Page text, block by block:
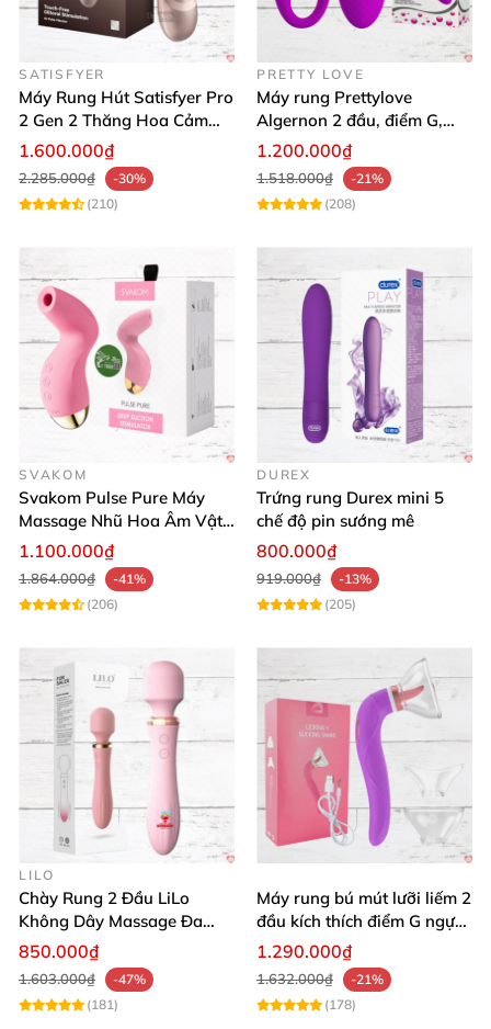
hỗ trợ tận tình! 🔥
SATISFYER
Máy Rung Hút Satisfyer Pro
2 Gen 2 Thăng Hoa Cảm
Xúc Nhanh
1.600.000₫
2.285.000₫
-30%
(210)
PRETTY LOVE
Máy rung Prettylove
Algernon 2 đầu, điểm G,
cao cấp không dây
1.200.000₫
1.518.000₫
-21%
(208)
SVAKOM
Svakom Pulse Pure Máy
Massage Nhũ Hoa Âm Vật
Sóng Âm Kích Thích Tối Ưu
1.100.000₫
1.864.000₫
-41%
(206)
DUREX
Trứng rung Durex mini 5
chế độ pin sướng mê
800.000₫
919.000₫
-13%
(205)
LILO
Chày Rung 2 Đầu LiLo
Không Dây Massage Đa
Năng Toả Nhiệt
850.000₫
1.603.000₫
-47%
(181)
Máy rung bú mút lưỡi liếm 2
đầu kích thích điểm G ngực
âm đạo
1.290.000₫
1.632.000₫
-21%
(178)